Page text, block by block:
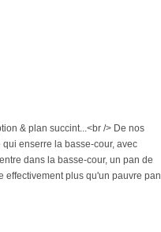
& plan succint...<br /> De nos
enserre la basse-cour, avec
dans la basse-cour, un pan de
effectivement plus qu'un pauvre pan